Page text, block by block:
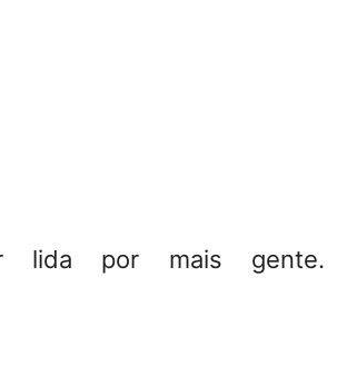
lida por mais gente.